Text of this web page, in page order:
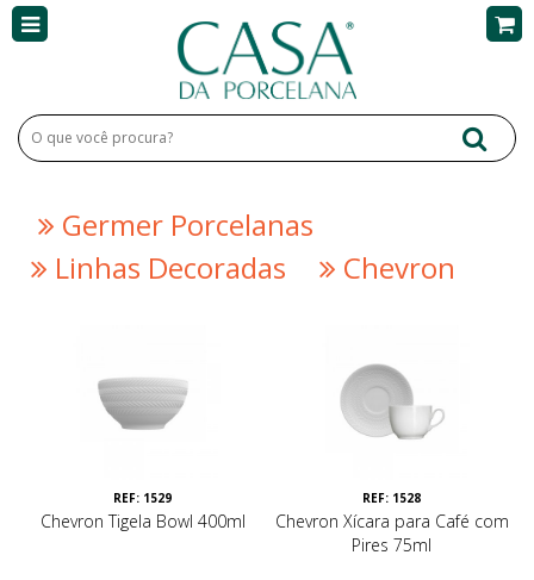
Germer Porcelanas
Linhas Decoradas
Chevron
REF: 1529
Chevron Tigela Bowl 400ml
REF: 1528
Chevron Xícara para Café com
Pires 75ml